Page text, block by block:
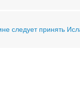
следует принять